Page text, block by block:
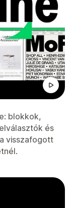
blokkok,
és
visszafogott